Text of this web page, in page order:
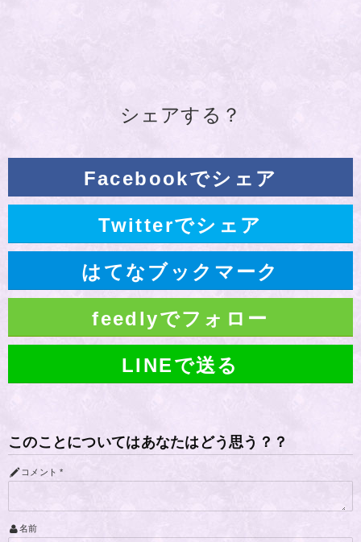
シェアする？
Facebookでシェア
Twitterでシェア
はてなブックマーク
feedlyでフォロー
LINEで送る
このことについてはあなたはどう思う？？
コメント *
名前